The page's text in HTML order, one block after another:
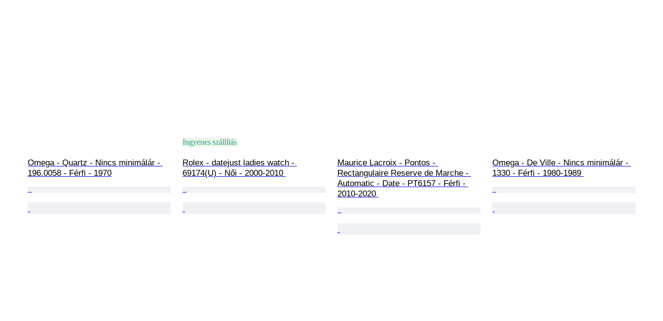
Omega - Quartz - Nincs minimálár -
196.0058 - Férfi - 1970
Ingyenes szállítás
Rolex - datejust ladies watch -
69174(U) - Női - 2000-2010
Maurice Lacroix - Pontos -
Rectangulaire Reserve de Marche -
Automatic - Date - PT6157 - Férfi -
2010-2020
Omega - De Ville - Nincs minimálár -
1330 - Férfi - 1980-1989